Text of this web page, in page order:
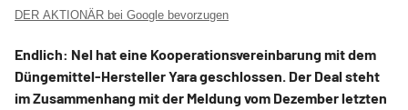
DER AKTIONÄR bei Google bevorzugen
Endlich: Nel hat eine Kooperationsvereinbarung mit dem
Düngemittel-Hersteller Yara geschlossen. Der Deal steht
im Zusammenhang mit der Meldung vom Dezember letzten